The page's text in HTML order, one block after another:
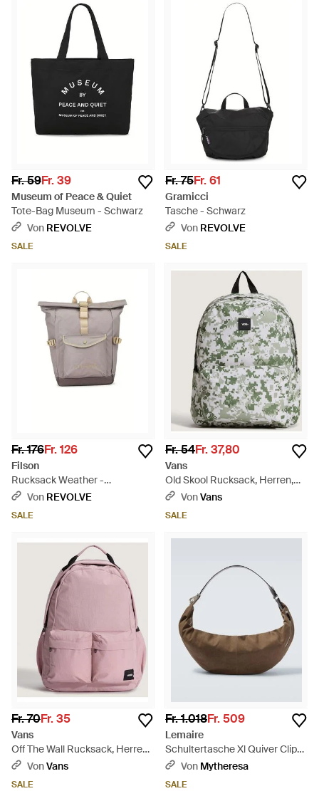
Fr. 59Fr. 39
Museum of Peace & Quiet
Tote-Bag Museum - Schwarz
Von REVOLVE
SALE
Fr. 75Fr. 61
Gramicci
Tasche - Schwarz
Von REVOLVE
SALE
Fr. 176Fr. 126
Filson
Rucksack Weather -
Mehrfarbig
Von REVOLVE
SALE
Fr. 54Fr. 37,80
Vans
Old Skool Rucksack, Herren,
Größe - Grau
VonVans
SALE
Fr. 70Fr. 35
Vans
Off The Wall Rucksack, Herren,
Größe - Pink
VonVans
SALE
Fr. 1.018Fr. 509
Lemaire
Schultertasche Xl Quiver Clip
Aus Canvas - Braun
Von Mytheresa
SALE